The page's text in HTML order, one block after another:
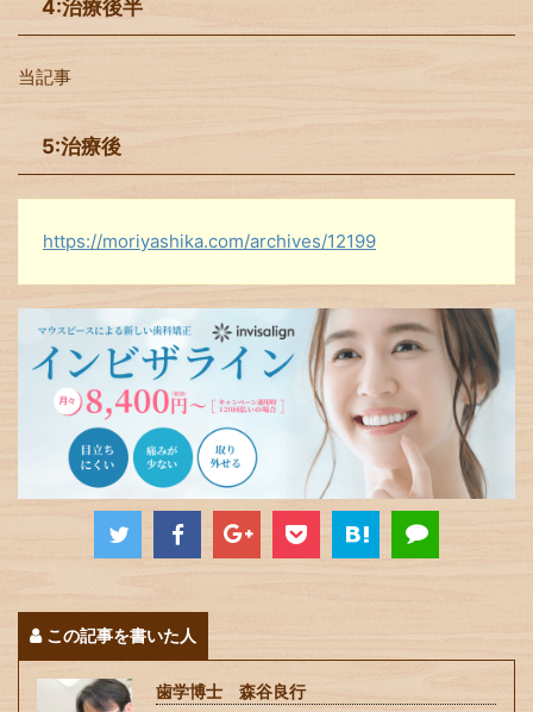
4:治療後半
当記事
5:治療後
https://moriyashika.com/archives/12199
この記事を書いた人
歯学博士 森谷良行